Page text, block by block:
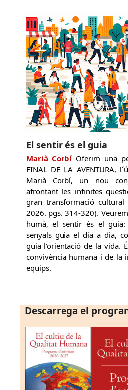
El sentir és el guia
Marià Corbí Oferim una
FINAL DE LA AVENTURA,
Marià Corbí, un nou
afrontant les infinites
gran transformació
2026. pgs. 314-320).
humà, el sentir és el
senyals guia el dia a dia,
guia l'orientació de la vida.
convivència humana i de la
equips.
Descarrega el